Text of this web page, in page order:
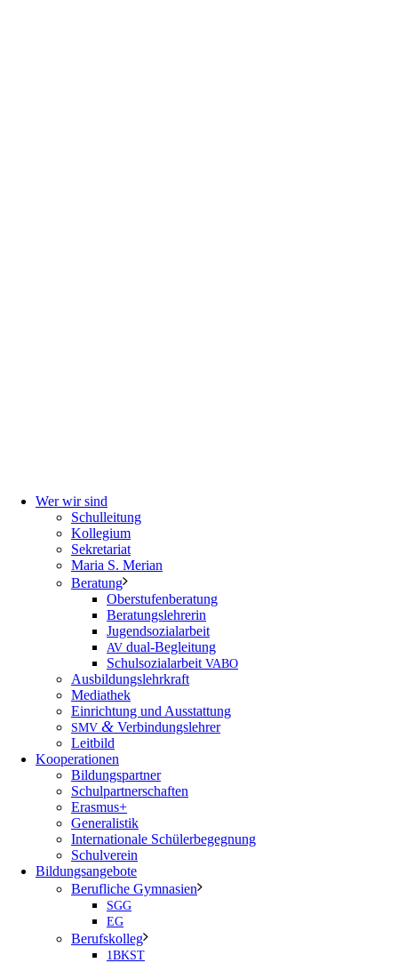
Wer wir sind
Schulleitung
Kollegium
Sekretariat
Maria S. Merian
Beratung
Oberstufenberatung
Beratungslehrerin
Jugendsozialarbeit
AV dual-Begleitung
Schulsozialarbeit VABO
Ausbildungslehrkraft
Mediathek
Einrichtung und Ausstattung
SMV & Verbindungslehrer
Leitbild
Kooperationen
Bildungspartner
Schulpartnerschaften
Erasmus+
Generalistik
Internationale Schülerbegegnung
Schulverein
Bildungsangebote
Berufliche Gymnasien
SGG
EG
Berufskolleg
1BKST